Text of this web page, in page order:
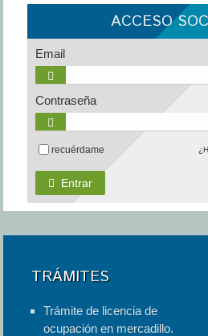
ACCESO
Email
Contraseña
recuérdame
Entrar
TRÁMITES
Trámite de licencia de
ocupación en mercadillo.